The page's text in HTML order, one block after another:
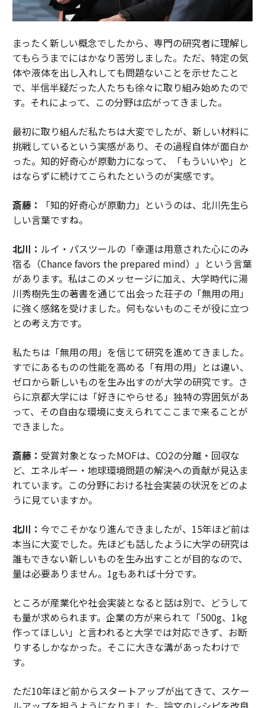
まったく新しい概念でしたから、専門の研究者に理解し
てもらうまでにはかなり苦労しました。ただ、特定の気
体や液体を出し入れしても問題ないことを示せたこと
で、半信半疑だった人たちも徐々に取り組み始めたので
す。それによって、この分野は広がってきました。
最初に取り組んだ私たちは大変でしたが、新しい材料に
挑戦しているという実感があり、その過程自体が面白か
った。知的好奇心が原動力になって、「もういいや」と
はならずに続けてこられたというのが実感です。
斎藤：
「知的好奇心が原動力」というのは、北川先生ら
しい言葉ですね。
北川： ルイ・パスツールの「幸運は用意された心にのみ
宿る（Chance favors the prepared mind）」という言葉
があります。私はこのメッセージに加え、大学時代に湯
川秀樹先生の著書を通じて出会った荘子の「無用の用」
に強く感銘を受けました。何もないものこそが役に立つ
との考え方です。
私たちは「無用の用」を信じて研究を進めてきました。
すでにあるものの性能を高める「有用の用」とは違い、
ゼロから新しいものを生み出すのが大学の研究です。さ
らに京都大学には「好きにやらせる」独特の雰囲気があ
って、その自由な環境に支えられてここまで来ることが
できました。
斎藤： 受賞対象となったMOFは、CO2の分離・回収な
ど、エネルギー・地球環境問題の解決への貢献が見込ま
れています。この分野における社会実装の状況をどのよ
うに見ていますか。
北川： 今でこそかなり進んできましたが、15年ほど前は
本当に大変でした。先ほども話したように大学の研究は
誰もできない新しいものを生み出すことが目的なので、
量は必要ありません。1gもあれば十分です。
ところが産業化や社会実装となると話は別で、どうして
も量が求められます。企業の方が来られて「500g、1kg
作ってほしい」と言われると大学では対応できず、お断
りするしかなかった。そこに大きな溝があったわけで
す。
ただ10年ほど前からスタートアップが出てきて、スケー